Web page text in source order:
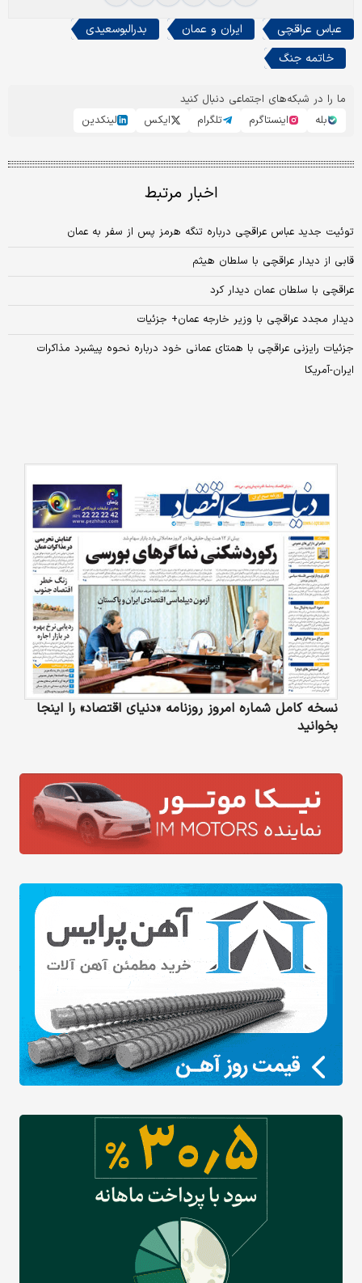
عباس عراقچی ایران و عمان
بدرالبوسعیدی
خاتمه جنگ
ما را در شبکه‌های اجتماعی دنبال کنید
بله
اینستاگرم تلگرام ایکس لینکدین
اخبار مرتبط
توئیت جدید عباس عراقچی درباره تنگه هرمز پس از سفر به عمان
قابی از دیدار عراقچی با سلطان هیثم
عراقچی با سلطان عمان دیدار کرد
دیدار مجدد عراقچی با وزیر خارجه عمان+ جزئیات
جزئیات رایزنی عراقچی با همتای عمانی خود درباره نحوه پیشبرد مذاکرات
ایران-آمریکا
نسخه کامل شماره امروز روزنامه «دنیای‌ اقتصاد» را اینجا
بخوانید